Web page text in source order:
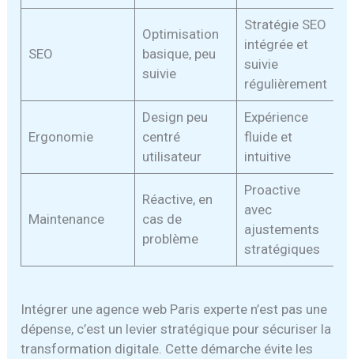
SEO
Optimisation
basique, peu
suivie
Stratégie SEO
intégrée et
suivie
régulièrement
Ergonomie
Design peu
centré
utilisateur
Expérience
fluide et
intuitive
Maintenance
Réactive, en
cas de
problème
Proactive
avec
ajustements
stratégiques
Intégrer une agence web Paris experte n’est pas une
dépense, c’est un levier stratégique pour sécuriser la
transformation digitale. Cette démarche évite les